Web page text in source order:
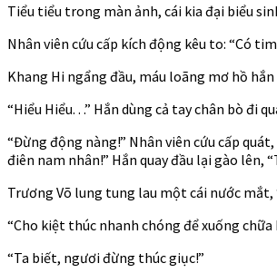
Tiểu tiểu trong màn ảnh, cái kia đại biểu
Nhân viên cứu cấp kích động kêu to: “Có
Khang Hi ngẩng đầu, máu loãng mơ hồ
“Hiểu Hiểu. . .” Hắn dùng cả tay chân bò đi
“Đừng động nàng!” Nhân viên cứu cấp
điên nam nhân!” Hắn quay đầu lại gào lên,
Trương Võ lung tung lau một cái nước mắt,
“Cho kiệt thúc nhanh chóng để xuống
“Ta biết, ngươi đừng thúc giục!”